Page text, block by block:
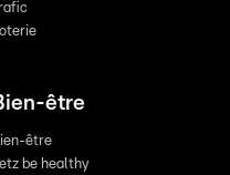
être
être
be healthy